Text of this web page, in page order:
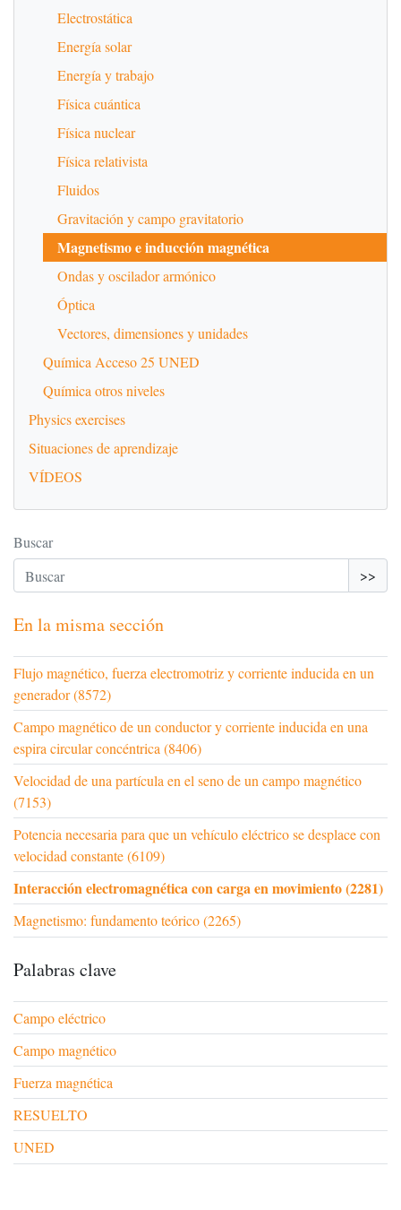
Electrostática
Energía solar
Energía y trabajo
Física cuántica
Física nuclear
Física relativista
Fluidos
Gravitación y campo gravitatorio
Magnetismo e inducción magnética
Ondas y oscilador armónico
Óptica
Vectores, dimensiones y unidades
Química Acceso 25 UNED
Química otros niveles
Physics exercises
Situaciones de aprendizaje
VÍDEOS
Buscar
>>
En la misma sección
Flujo magnético, fuerza electromotriz y corriente inducida en un
generador (8572)
Campo magnético de un conductor y corriente inducida en una
espira circular concéntrica (8406)
Velocidad de una partícula en el seno de un campo magnético
(7153)
Potencia necesaria para que un vehículo eléctrico se desplace con
velocidad constante (6109)
Interacción electromagnética con carga en movimiento (2281)
Magnetismo: fundamento teórico (2265)
Palabras clave
Campo eléctrico
Campo magnético
Fuerza magnética
RESUELTO
UNED